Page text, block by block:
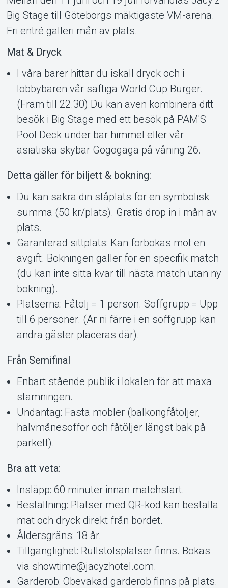
Support
Om Tickster
Big Stage till Göteborgs mäktigaste VM-arena.
Fri entré gälleri mån av plats.
Mat & Dryck
I våra barer hittar du iskall dryck och i
lobbybaren vår saftiga World Cup Burger.
(Fram till 22.30) Du kan även kombinera ditt
besök i Big Stage med ett besök på PAM'S
Pool Deck under bar himmel eller vår
asiatiska skybar Gogogaga på våning 26.
Detta gäller för biljett & bokning:
Du kan säkra din ståplats för en symbolisk
summa (50 kr/plats). Gratis drop in i mån av
plats.
Garanterad sittplats: Kan förbokas mot en
avgift. Bokningen gäller för en specifik match
(du kan inte sitta kvar till nästa match utan ny
bokning).
Platserna: Fåtölj = 1 person. Soffgrupp = Upp
till 6 personer. (Är ni färre i en soffgrupp kan
andra gäster placeras där).
Från Semifinal
Enbart stående publik i lokalen för att maxa
stämningen.
Undantag: Fasta möbler (balkongfåtöljer,
halvmånesoffor och fåtöljer längst bak på
parkett).
Bra att veta:
Insläpp: 60 minuter innan matchstart.
Beställning: Platser med QR-kod kan beställa
mat och dryck direkt från bordet.
Åldersgräns: 18 år.
Tillgänglighet: Rullstolsplatser finns. Bokas
via showtime@jacyzhotel.com.
Garderob: Obevakad garderob finns på plats.